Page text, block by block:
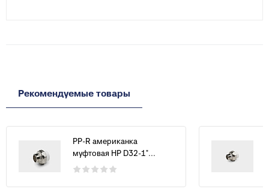
Рекомендуемые товары
PP-R американка
муфтовая НР D32-1"...